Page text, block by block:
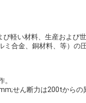
軽い材料、生産および
合金、銅材料、等）の
せん断力は200tからの